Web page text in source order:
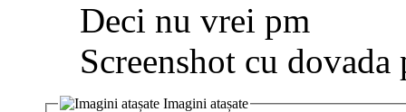
Deci nu vrei pm
Screenshot cu
Imagini atașate